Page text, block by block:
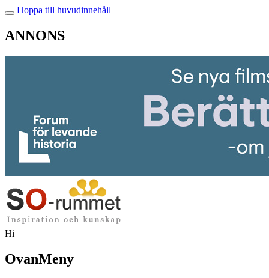
Hoppa till huvudinnehåll
ANNONS
Hi
OvanMeny